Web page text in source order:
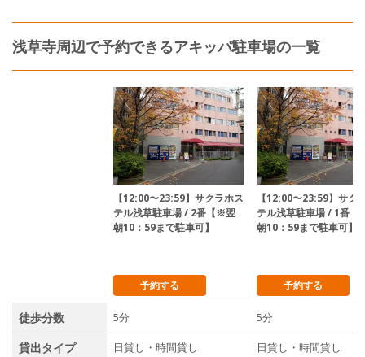
浅草寺周辺で予約できるアキッパ駐車場の一覧
【12:00〜23:59】サクラホス
テル浅草駐車場 / 2番【※翌
朝10：59まで駐車可】
【12:00〜23:59】サク
テル浅草駐車場 / 1番
朝10：59まで駐車可】
予約する 予約する
徒歩分数 5分 5分
貸出タイプ 日貸し・時間貸し 日貸し・時間貸し